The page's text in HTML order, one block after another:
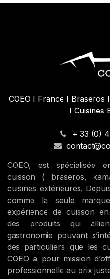
COEO I France I Braseros
I Cuisines
+ 33 (0)
COEO, est spécialisée
cuisson ( braseros,
cuisines extérieures.
comme la seule
expérience de cuisson
des produits qui
gastronomie pouvant
des particuliers que les
COEO a pour mission
professionnelle au prix